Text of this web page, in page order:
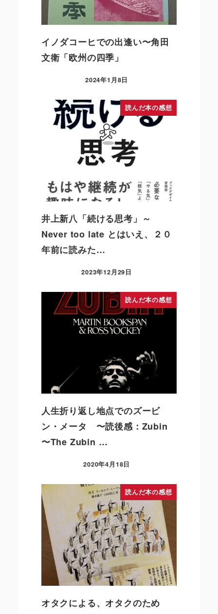
イノダコーヒでの出逢い〜角田
文衛「欧州の四季」
2024年1月8日
読んだ本の感想
井上新八「続ける思考」～
Never too late とはいえ、２０
年前に読みた…
2023年12月29日
読んだ本の感想
人生折り返し地点でのズービ
ン・メータ 〜読後感：Zubin
〜The Zubin …
2020年4月18日
読んだ本の感想
オタクによる、オタクのため